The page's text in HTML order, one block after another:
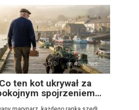
0 40 views
ten kot ukrywał za
spojrzeniem…